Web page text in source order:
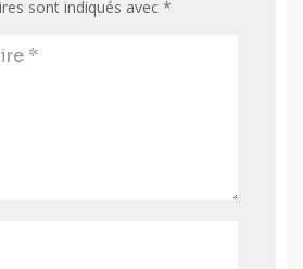
sont indiqués avec *